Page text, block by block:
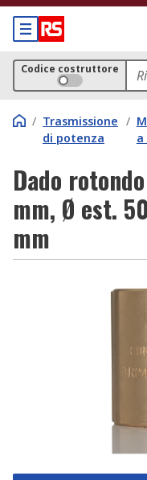
Codice costruttore
/ Trasmissione
di potenza
/
a
Dado
mm, Ø est.
mm